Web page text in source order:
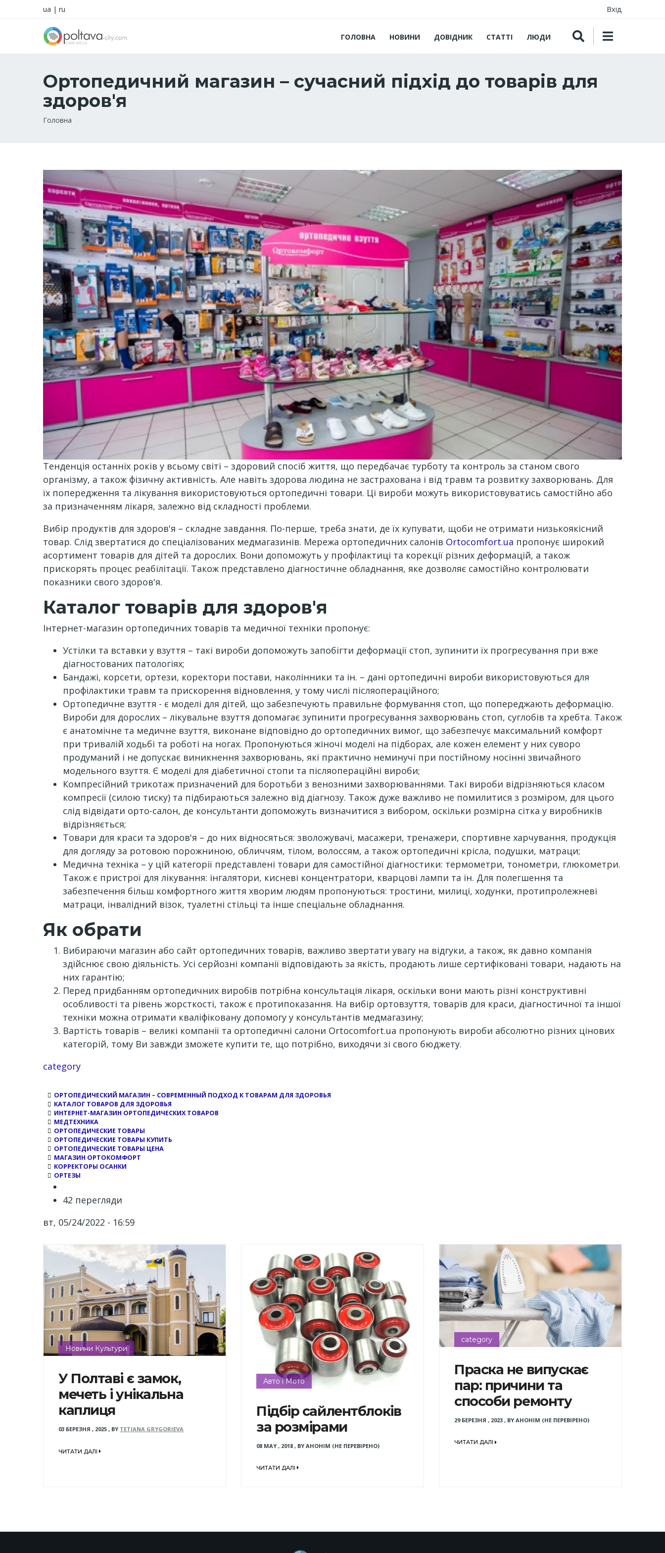
ua | ru Вхід
ГОЛОВНА НОВИНИ ДОВІДНИК СТАТТІ ЛЮДИ
Ортопедичний магазин – сучасний підхід до товарів для
здоров'я
Рядок
Головна
Тенденція останніх років у всьому світі – здоровий спосіб життя, що передбачає турботу та контроль за станом свого
організму, а також фізичну активність. Але навіть здорова людина не застрахована і від травм та розвитку захворювань. Для
їх попередження та лікування використовуються ортопедичні товари. Ці вироби можуть використовуватись самостійно або
за призначенням лікаря, залежно від складності проблеми.
Вибір продуктів для здоров'я – складне завдання. По-перше, треба знати, де їх купувати, щоби не отримати низькоякісний
товар. Слід звертатися до спеціалізованих медмагазинів. Мережа ортопедичних салонів Ortocomfort.ua пропонує широкий
асортимент товарів для дітей та дорослих. Вони допоможуть у профілактиці та корекції різних деформацій, а також
прискорять процес реабілітації. Також представлено діагностичне обладнання, яке дозволяє самостійно контролювати
показники свого здоров'я.
Каталог товарів для здоров'я
Інтернет-магазин ортопедичних товарів та медичної техніки пропонує:
Устілки та вставки у взуття – такі вироби допоможуть запобігти деформації стоп, зупинити їх прогресування при вже
діагностованих патологіях;
Бандажі, корсети, ортези, коректори постави, наколінники та ін. – дані ортопедичні вироби використовуються для
профілактики травм та прискорення відновлення, у тому числі післяопераційного;
Ортопедичне взуття - є моделі для дітей, що забезпечують правильне формування стоп, що попереджають деформацію.
Вироби для дорослих – лікувальне взуття допомагає зупинити прогресування захворювань стоп, суглобів та хребта. Також
є анатомічне та медичне взуття, виконане відповідно до ортопедичних вимог, що забезпечує максимальний комфорт
при тривалій ходьбі та роботі на ногах. Пропонуються жіночі моделі на підборах, але кожен елемент у них суворо
продуманий і не допускає виникнення захворювань, які практично неминучі при постійному носінні звичайного
модельного взуття. Є моделі для діабетичної стопи та післяопераційні вироби;
Компресійний трикотаж призначений для боротьби з венозними захворюваннями. Такі вироби відрізняються класом
компресії (силою тиску) та підбираються залежно від діагнозу. Також дуже важливо не помилитися з розміром, для цього
слід відвідати орто-салон, де консультанти допоможуть визначитися з вибором, оскільки розмірна сітка у виробників
відрізняється;
Товари для краси та здоров'я – до них відносяться: зволожувачі, масажери, тренажери, спортивне харчування, продукція
для догляду за ротовою порожниною, обличчям, тілом, волоссям, а також ортопедичні крісла, подушки, матраци;
Медична техніка – у цій категорії представлені товари для самостійної діагностики: термометри, тонометри, глюкометри.
Також є пристрої для лікування: інгалятори, кисневі концентратори, кварцові лампи та ін. Для полегшення та
забезпечення більш комфортного життя хворим людям пропонуються: тростини, милиці, ходунки, протипролежневі
матраци, інвалідний візок, туалетні стільці та інше спеціальне обладнання.
Як обрати
Вибираючи магазин або сайт ортопедичних товарів, важливо звертати увагу на відгуки, а також, як давно компанія
здійснює свою діяльність. Усі серйозні компанії відповідають за якість, продають лише сертифіковані товари, надають на
них гарантію;
Перед придбанням ортопедичних виробів потрібна консультація лікаря, оскільки вони мають різні конструктивні
особливості та рівень жорсткості, також є протипоказання. На вибір ортовзуття, товарів для краси, діагностичної та іншої
техніки можна отримати кваліфіковану допомогу у консультантів медмагазину;
Вартість товарів – великі компанії та ортопедичні салони Ortocomfort.ua пропонують вироби абсолютно різних цінових
категорій, тому Ви завжди зможете купити те, що потрібно, виходячи зі свого бюджету.
Channel
category
ОРТОПЕДИЧЕСКИЙ МАГАЗИН – СОВРЕМЕННЫЙ ПОДХОД К ТОВАРАМ ДЛЯ ЗДОРОВЬЯ
КАТАЛОГ ТОВАРОВ ДЛЯ ЗДОРОВЬЯ
ИНТЕРНЕТ-МАГАЗИН ОРТОПЕДИЧЕСКИХ ТОВАРОВ
МЕДТЕХНИКА
ОРТОПЕДИЧЕСКИЕ ТОВАРЫ
ОРТОПЕДИЧЕСКИЕ ТОВАРЫ КУПИТЬ
ОРТОПЕДИЧЕСКИЕ ТОВАРЫ ЦЕНА
МАГАЗИН ОРТОКОМФОРТ
КОРРЕКТОРЫ ОСАНКИ
ОРТЕЗЫ
42 перегляди
вт, 05/24/2022 - 16:59
Новини Культури
У Полтаві є замок,
мечеть і унікальна
каплиця
03 БЕРЕЗНЯ , 2025 , BY TETIANA GRYGORIEVA
ЧИТАТИ ДАЛІ
Авто і Мото
Підбір сайлентблоків
за розмірами
08 MAY , 2018, BY АНОНІМ (НЕ ПЕРЕВІРЕНО)
ЧИТАТИ ДАЛІ
category
Праска не випускає
пар: причини та
способи ремонту
29 БЕРЕЗНЯ , 2023, BY АНОНІМ (НЕ ПЕРЕВІРЕНО)
ЧИТАТИ ДАЛІ